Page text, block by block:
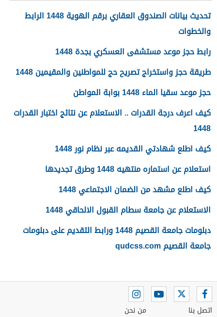
تحديث بيانات الصندوق العقاري برقم الهوية 1448 الرابط
والخطوات
رابط حجز موعد مستشفى العسكري بجدة 1448
طريقة حجز واستخراج تصريح حج للمواطنين والمقيمين 1448
حجز موعد سقيا الماء 1448 بوابة المواطن
كيف اعرف درجة القدرات .. الاستعلام عن نتائج اختبار القدرات
1448
كيف اطلع شهادتي القديمه عبر نظام نور 1448
استعلام عن استماره منتهيه 1448 وطرق تجديدها
كيف اطلع مشهد من الضمان الاجتماعي 1448
الاستعلام عن جامعة سطام القبول الالحاقي 1448
دبلومات جامعة القصيم 1448 ورابط التقديم على دبلومات
جامعة القصيم qudcss.com
اتصل بنا من نحن